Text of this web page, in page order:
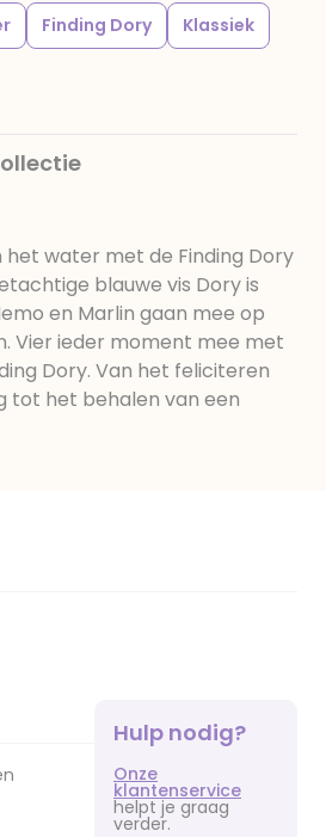
Finding Dory
Klassiek
het water met de Finding Dory
blauwe vis Dory is
en Marlin gaan mee op
Vier ieder moment mee met
Dory. Van het feliciteren
tot het behalen van een
Hulp nodig?
Onze
klantenservice
helpt je graag
verder.